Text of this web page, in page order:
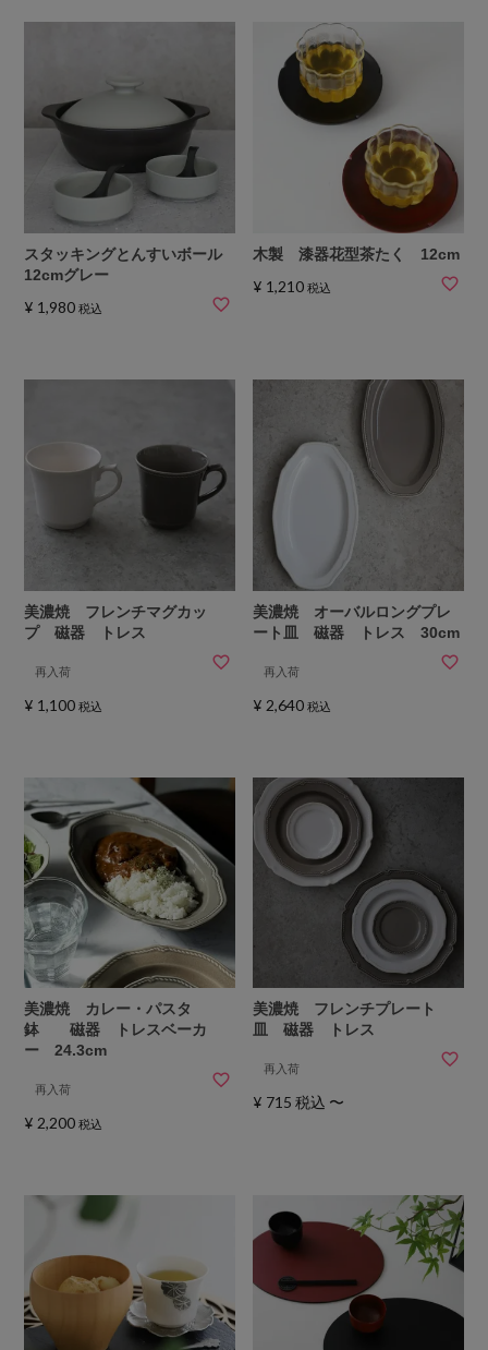
スタッキングとんすいボール
12cmグレー
¥ 1,980 税込
木製 漆器花型茶たく 12cm
¥ 1,210 税込
美濃焼 フレンチマグカッ
プ 磁器 トレス
再入荷
¥ 1,100 税込
美濃焼 オーバルロングプレ
ート皿 磁器 トレス 30cm
再入荷
¥ 2,640 税込
美濃焼 カレー・パスタ
鉢 磁器 トレスベーカ
ー 24.3cm
再入荷
¥ 2,200 税込
美濃焼 フレンチプレート
皿 磁器 トレス
再入荷
¥ 715 税込 〜